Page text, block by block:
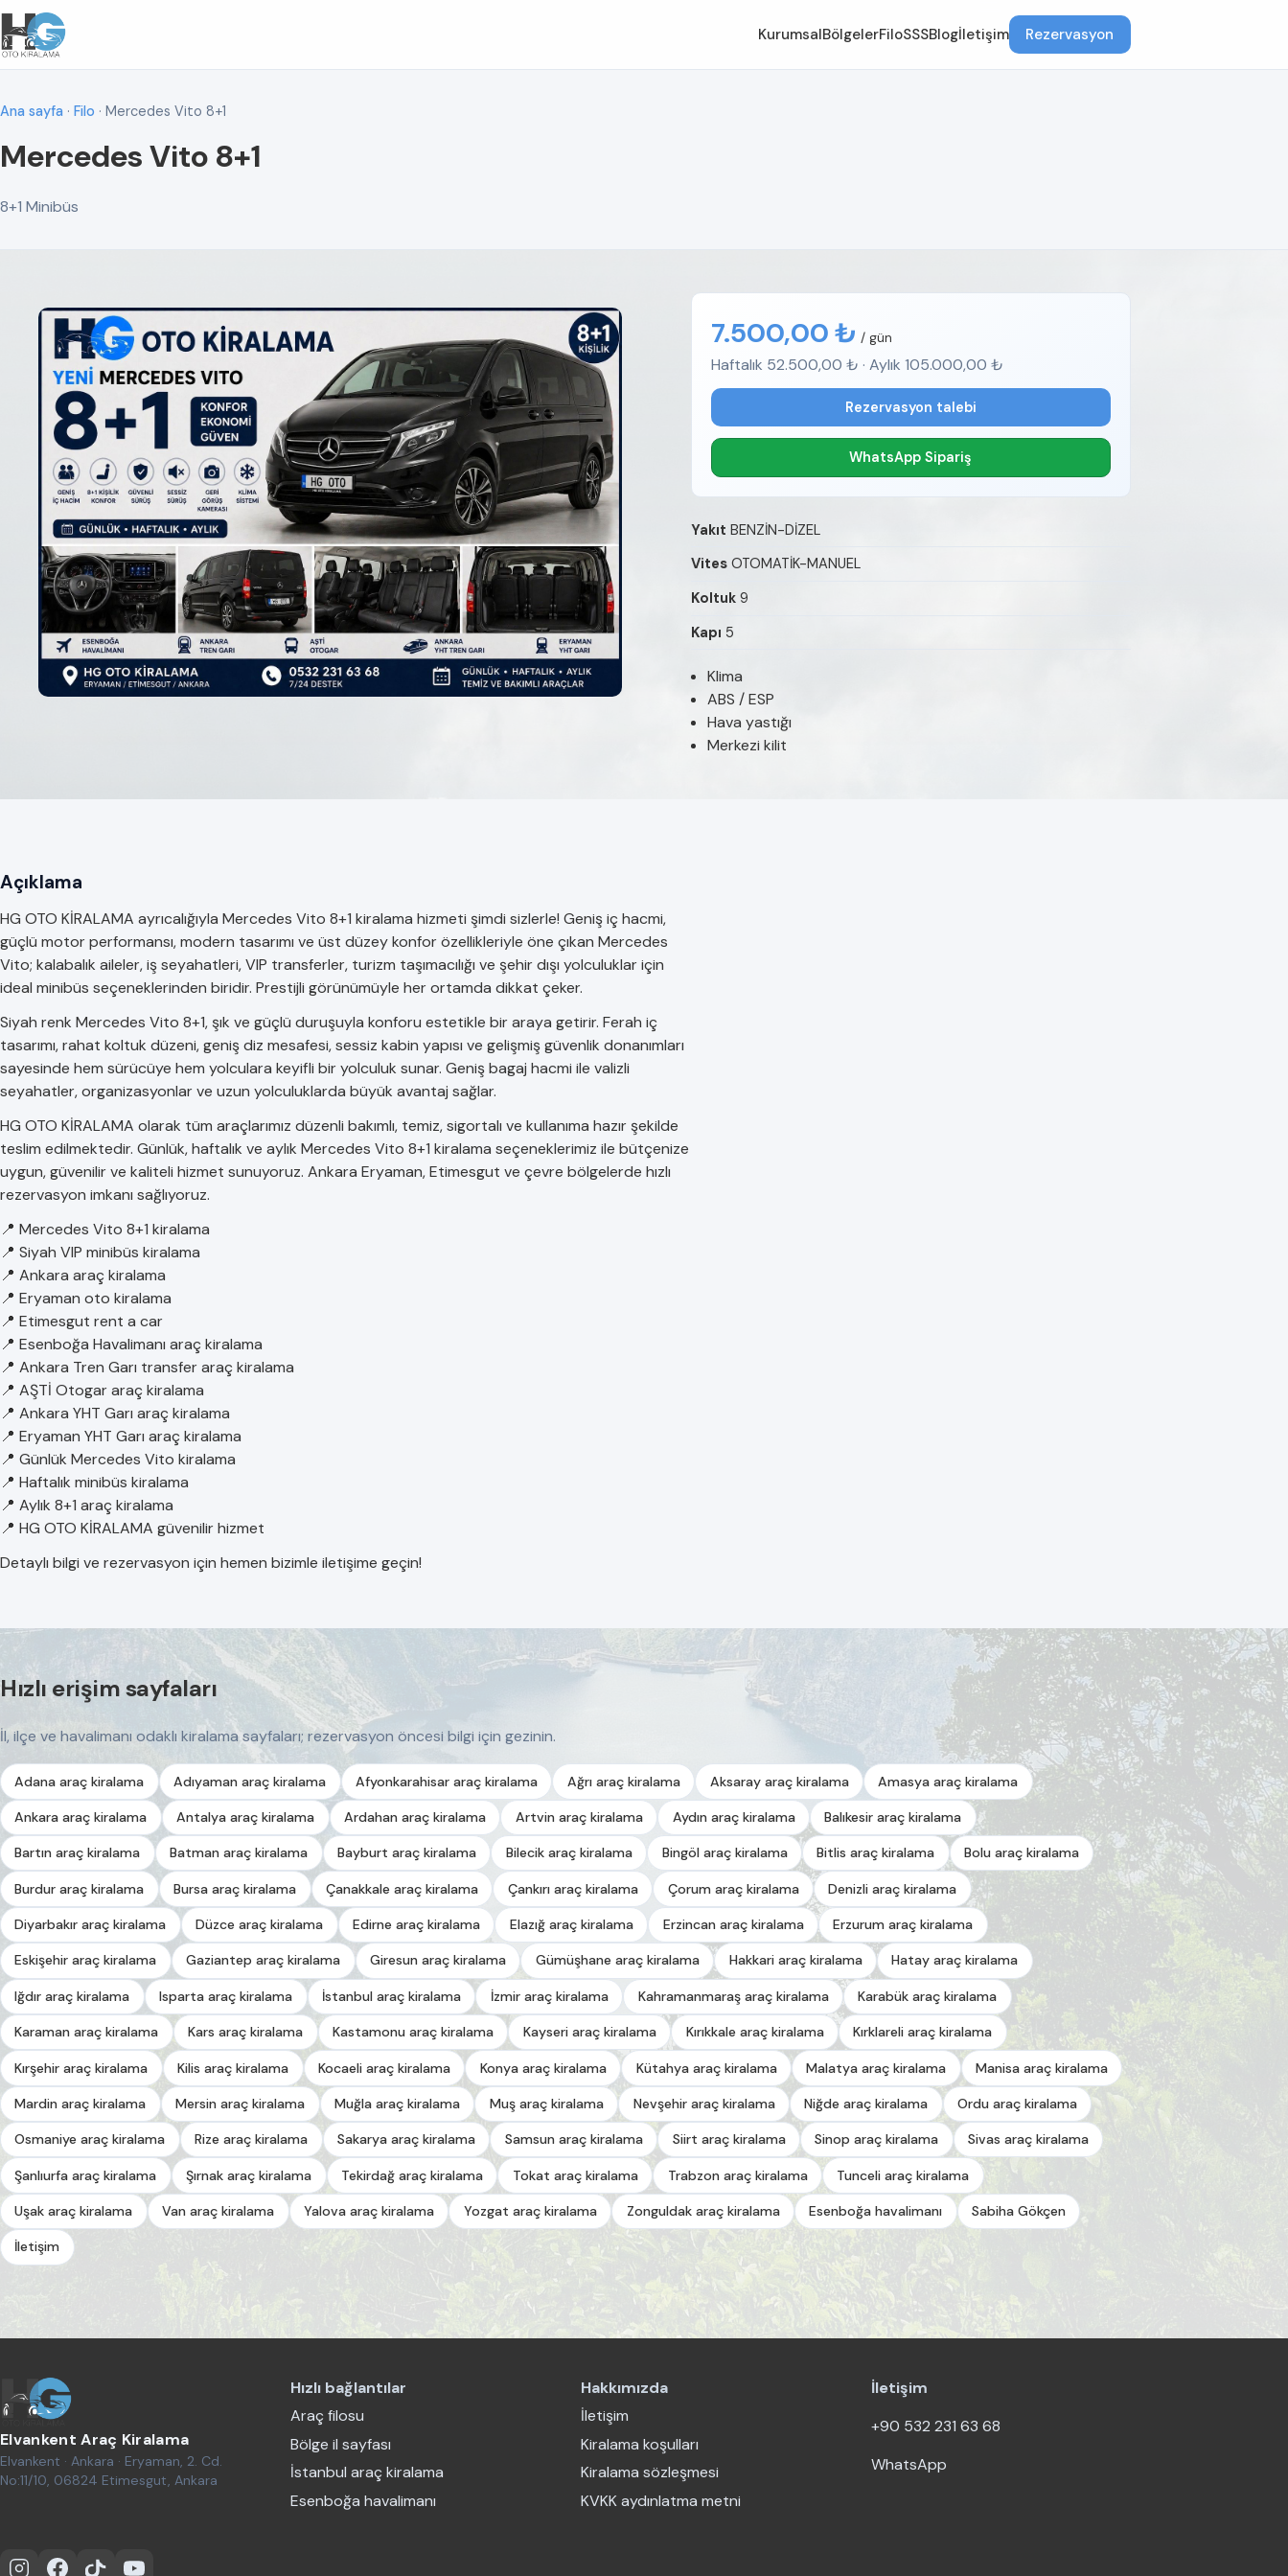
KurumsalBölgelerFiloSSSBlogİletişim Rezervasyon
Ana sayfa · Filo · Mercedes Vito 8+1
Mercedes Vito 8+1
8+1 Minibüs
7.500,00 ₺ / gün
Haftalık 52.500,00 ₺ · Aylık 105.000,00 ₺
Rezervasyon talebi
WhatsApp Sipariş
Yakıt BENZİN-DİZEL
VitesOTOMATİK-MANUEL
Koltuk9
Kapı 5
Klima
ABS / ESP
Hava yastığı
Merkezi kilit
Açıklama
HG OTO KİRALAMA ayrıcalığıyla Mercedes Vito 8+1 kiralama hizmeti şimdi sizlerle! Geniş iç hacmi,
güçlü motor performansı, modern tasarımı ve üst düzey konfor özellikleriyle öne çıkan Mercedes
Vito; kalabalık aileler, iş seyahatleri, VIP transferler, turizm taşımacılığı ve şehir dışı yolculuklar için
ideal minibüs seçeneklerinden biridir. Prestijli görünümüyle her ortamda dikkat çeker.
Siyah renk Mercedes Vito 8+1, şık ve güçlü duruşuyla konforu estetikle bir araya getirir. Ferah iç
tasarımı, rahat koltuk düzeni, geniş diz mesafesi, sessiz kabin yapısı ve gelişmiş güvenlik donanımları
sayesinde hem sürücüye hem yolculara keyifli bir yolculuk sunar. Geniş bagaj hacmi ile valizli
seyahatler, organizasyonlar ve uzun yolculuklarda büyük avantaj sağlar.
HG OTO KİRALAMA olarak tüm araçlarımız düzenli bakımlı, temiz, sigortalı ve kullanıma hazır şekilde
teslim edilmektedir. Günlük, haftalık ve aylık Mercedes Vito 8+1 kiralama seçeneklerimiz ile bütçenize
uygun, güvenilir ve kaliteli hizmet sunuyoruz. Ankara Eryaman, Etimesgut ve çevre bölgelerde hızlı
rezervasyon imkanı sağlıyoruz.
📍 Mercedes Vito 8+1 kiralama
📍 Siyah VIP minibüs kiralama
📍 Ankara araç kiralama
📍 Eryaman oto kiralama
📍 Etimesgut rent a car
📍 Esenboğa Havalimanı araç kiralama
📍 Ankara Tren Garı transfer araç kiralama
📍 AŞTİ Otogar araç kiralama
📍 Ankara YHT Garı araç kiralama
📍 Eryaman YHT Garı araç kiralama
📍 Günlük Mercedes Vito kiralama
📍 Haftalık minibüs kiralama
📍 Aylık 8+1 araç kiralama
📍 HG OTO KİRALAMA güvenilir hizmet
Detaylı bilgi ve rezervasyon için hemen bizimle iletişime geçin!
Hızlı erişim sayfaları
İl, ilçe ve havalimanı odaklı kiralama sayfaları; rezervasyon öncesi bilgi için gezinin.
Adana araç kiralama Adıyaman araç kiralama Afyonkarahisar araç kiralama Ağrı araç kiralama Aksaray araç kiralama Amasya araç kiralama
Ankara araç kiralama Antalya araç kiralama Ardahan araç kiralama Artvin araç kiralama Aydın araç kiralama Balıkesir araç kiralama
Bartın araç kiralama Batman araç kiralama Bayburt araç kiralama Bilecik araç kiralama Bingöl araç kiralama Bitlis araç kiralama Bolu araç kiralama
Burdur araç kiralama Bursa araç kiralama Çanakkale araç kiralama Çankırı araç kiralama Çorum araç kiralama Denizli araç kiralama
Diyarbakır araç kiralama Düzce araç kiralama Edirne araç kiralama Elazığ araç kiralama Erzincan araç kiralama Erzurum araç kiralama
Eskişehir araç kiralama Gaziantep araç kiralama Giresun araç kiralama Gümüşhane araç kiralama Hakkari araç kiralama Hatay araç kiralama
Iğdır araç kiralama Isparta araç kiralama İstanbul araç kiralama İzmir araç kiralama Kahramanmaraş araç kiralama Karabük araç kiralama
Karaman araç kiralama Kars araç kiralama Kastamonu araç kiralama Kayseri araç kiralama Kırıkkale araç kiralama Kırklareli araç kiralama
Kırşehir araç kiralama Kilis araç kiralama Kocaeli araç kiralama Konya araç kiralama Kütahya araç kiralama Malatya araç kiralama Manisa araç kiralama
Mardin araç kiralama Mersin araç kiralama Muğla araç kiralama Muş araç kiralama Nevşehir araç kiralama Niğde araç kiralama Ordu araç kiralama
Osmaniye araç kiralama Rize araç kiralama Sakarya araç kiralama Samsun araç kiralama Siirt araç kiralama Sinop araç kiralama Sivas araç kiralama
Şanlıurfa araç kiralama Şırnak araç kiralama Tekirdağ araç kiralama Tokat araç kiralama Trabzon araç kiralama Tunceli araç kiralama
Uşak araç kiralama Van araç kiralama Yalova araç kiralama Yozgat araç kiralama Zonguldak araç kiralama Esenboğa havalimanı Sabiha Gökçen
İletişim
Elvankent Araç Kiralama
Elvankent · Ankara · Eryaman, 2. Cd.
No:11/10, 06824 Etimesgut, Ankara
Hızlı bağlantılar
Araç filosu
Bölge il sayfası
İstanbul araç kiralama
Esenboğa havalimanı
Hakkımızda
İletişim
Kiralama koşulları
Kiralama sözleşmesi
KVKK aydınlatma metni
İletişim
+90 532 231 63 68
WhatsApp